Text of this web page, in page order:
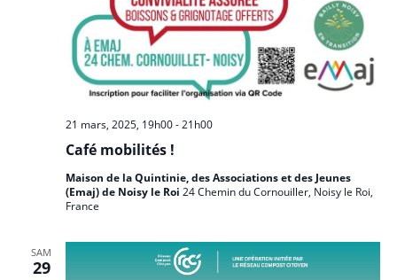
Café mobilités !
21 mars, 2025, 19h00-21h00
Maison de la Quintinie, des Associations et des Jeunes
(Emaj) de Noisy le Roi 24 Chemin du Cornouiller, Noisy le Roi,
France
SAM
29